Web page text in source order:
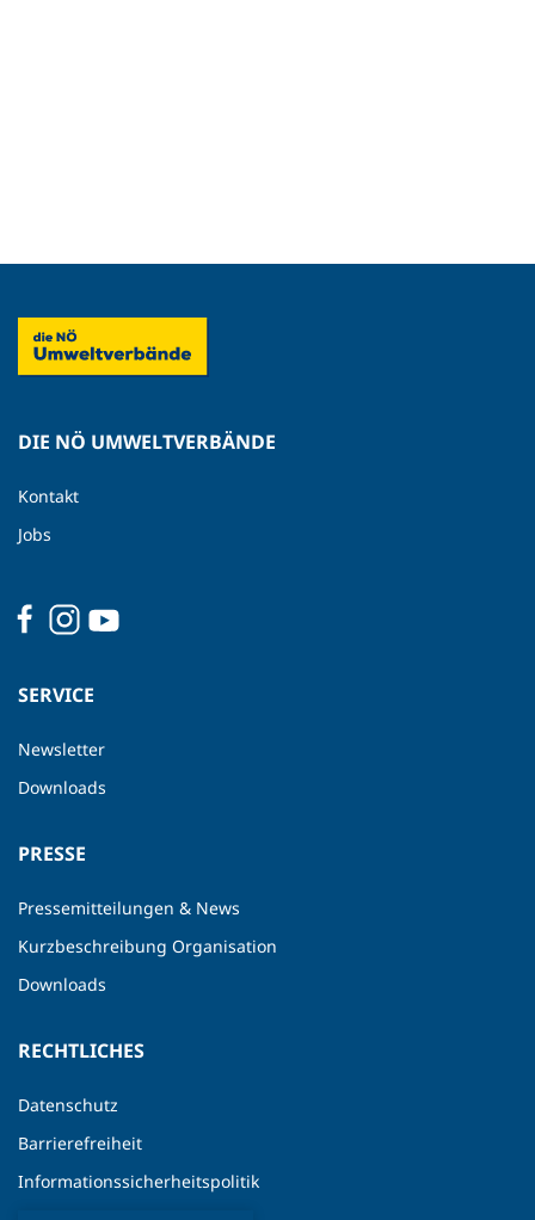
DIE NÖ UMWELTVERBÄNDE
Kontakt
Jobs
SERVICE
Newsletter
Downloads
PRESSE
Pressemitteilungen & News
Kurzbeschreibung Organisation
Downloads
RECHTLICHES
Datenschutz
Barrierefreiheit
Informationssicherheitspolitik